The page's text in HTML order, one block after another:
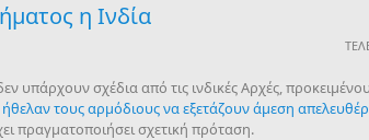
η Ινδία
σχέδια από τις ινδικές Αρχές,
τους αρμόδιους να εξετάζουν άμεση
πραγματοποιήσει σχετική πρόταση.